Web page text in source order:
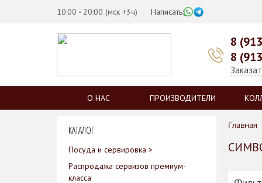
10:00 - 20:00 (мск +3ч) Написать:
8
8
О НАС ПРОИЗВОДИТЕЛИ
Главная
КАТАЛОГ
Посуда и сервировка >
Распродажа сервизов премиум-
класса